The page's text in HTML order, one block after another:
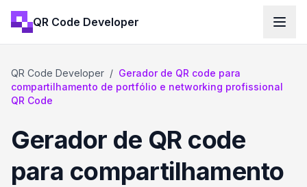
QR Code Developer
QR Code Developer / Gerador de QR code para
compartilhamento de portfólio e networking profissional
QR Code
Gerador de QR code
para compartilhamento